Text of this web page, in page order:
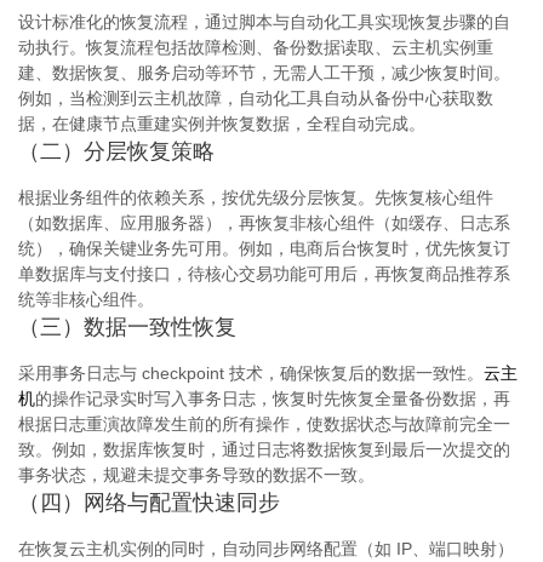
设计标准化的恢复流程，通过脚本与自动化工具实现恢复步骤的自
动执行。恢复流程包括故障检测、备份数据读取、云主机实例重
建、数据恢复、服务启动等环节，无需人工干预，减少恢复时间。
例如，当检测到云主机故障，自动化工具自动从备份中心获取数
据，在健康节点重建实例并恢复数据，全程自动完成。
（二）分层恢复策略
根据业务组件的依赖关系，按优先级分层恢复。先恢复核心组件
（如数据库、应用服务器），再恢复非核心组件（如缓存、日志系
统），确保关键业务先可用。例如，电商后台恢复时，优先恢复订
单数据库与支付接口，待核心交易功能可用后，再恢复商品推荐系
统等非核心组件。
（三）数据一致性恢复
采用事务日志与 checkpoint 技术，确保恢复后的数据一致性。 云主
机的操作记录实时写入事务日志，恢复时先恢复全量备份数据，再
根据日志重演故障发生前的所有操作，使数据状态与故障前完全一
致。例如，数据库恢复时，通过日志将数据恢复到最后一次提交的
事务状态，规避未提交事务导致的数据不一致。
（四）网络与配置快速同步
在恢复云主机实例的同时，自动同步网络配置（如 IP、端口映射）